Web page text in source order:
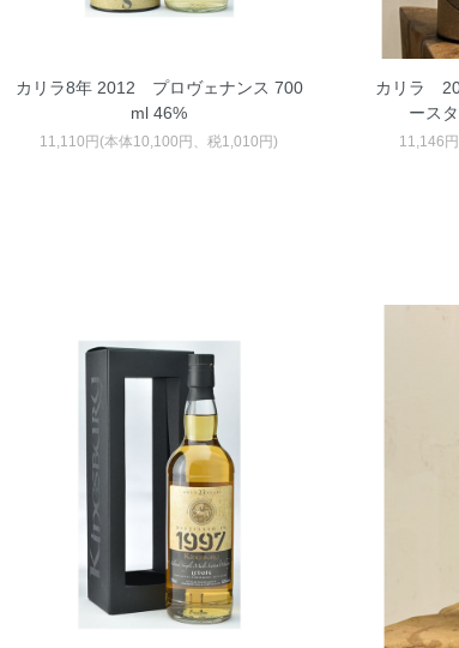
カリラ8年 2012 プロヴェナンス 700
ml 46%
11,110円(本体10,100円、税1,010円)
カリラ
ース
11,146